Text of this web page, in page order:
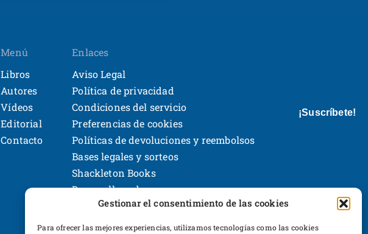
Gestionar el consentimiento de las cookies
Para ofrecer las mejores experiencias, utilizamos tecnologías como las cookies
Menú
Libros
Autores
Vídeos
Editorial
Contacto
Enlaces
Aviso Legal
Política de privacidad
Condiciones del servicio
Preferencias de cookies
Políticas de devoluciones y reembolsos
Bases legales y sorteos
Shackleton Books
Desarrollo web
¡Suscríbete!